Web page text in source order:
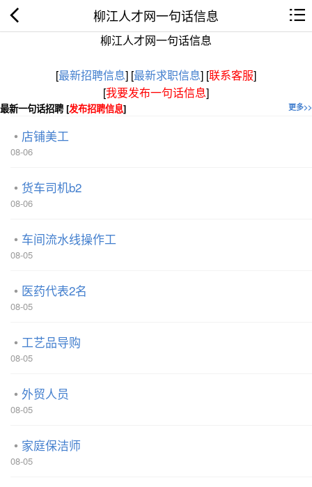
柳江人才网一句话信息
柳江人才网一句话信息
[最新招聘信息] [最新求职信息] [联系客服]
[我要发布一句话信息]
更多>>
最新一句话招聘 [发布招聘信息]
店铺美工
08-06
货车司机b2
08-06
车间流水线操作工
08-05
医药代表2名
08-05
工艺品导购
08-05
外贸人员
08-05
家庭保洁师
08-05